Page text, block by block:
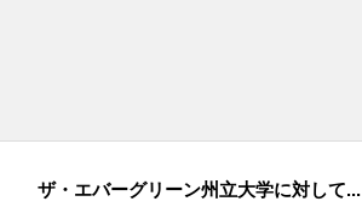
ザ・エバーグリーン州立大学に対して...